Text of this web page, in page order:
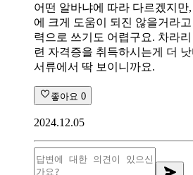
어떤 알바냐에 따라 다르겠지만
에 크게 도움이 되진 않을거라
력으로 쓰기도 어렵구요. 차라
련 자격증을 취득하시는게 더
서류에서 딱 보이니까요.
좋아요 0
2024.12.05